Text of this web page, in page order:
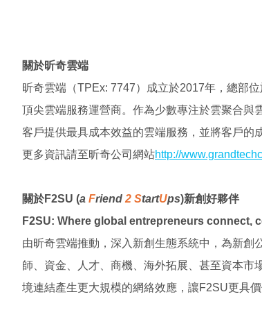
關於昕奇雲端
昕奇雲端（TPEx: 7747）成立於2017年，總部
頂尖雲端服務運營商。作為少數專注於雲聚合與
客戶提供最具成本效益的雲端服務，並將客戶的
更多資訊請至昕奇公司網站http://
關於F2SU (a Friend 2 StartUps)新創好夥伴
F2SU: Where global entrepreneurs connect,
由昕奇雲端推動，深入新創生態系統中，為新
師、資金、人才、商機、海外拓展、甚至資本市
境連結產生更大規模的網絡效應，讓F2SU更具價